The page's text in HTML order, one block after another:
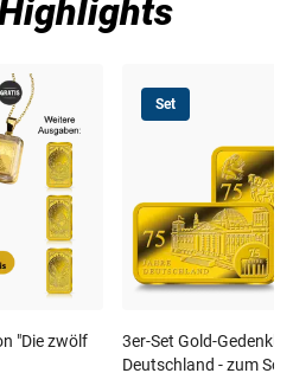
"Die zwölf
Set
3er-Set Gold-
Deutschland - zum